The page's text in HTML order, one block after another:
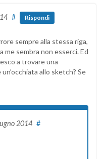
# Rispondi
sempre alla stessa riga,
me sembra non esserci. Ed
a trovare una
allo sketch? Se
2014 #